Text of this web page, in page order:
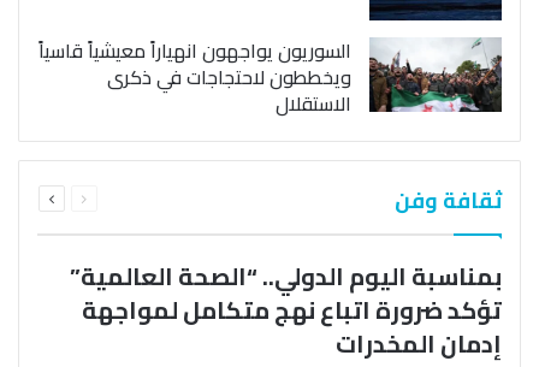
السوريون يواجهون انهياراً معيشياً قاسياً
ويخططون لاحتجاجات في ذكرى
الاستقلال
ثقافة وفن الصفحةالصفحة
بمناسبة اليوم الدولي.. “الصحة العالمية”
تؤكد ضرورة اتباع نهج متكامل لمواجهة
إدمان المخدرات